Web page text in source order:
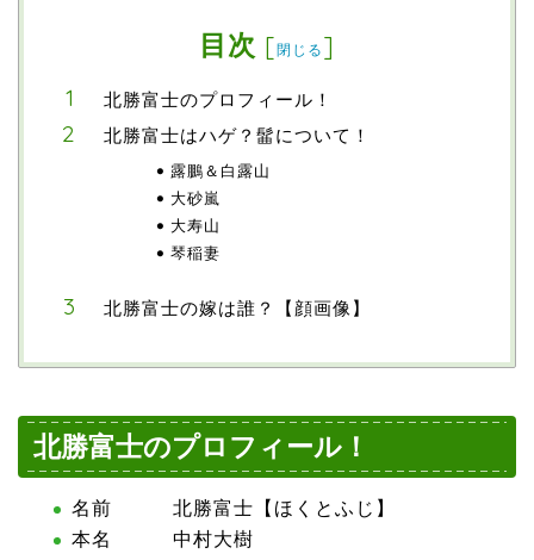
目次 [閉じる ]
北勝富士のプロフィール！
北勝富士はハゲ？髷について！
露鵬＆白露山
大砂嵐
大寿山
琴稲妻
北勝富士の嫁は誰？【顔画像】
北勝富士のプロフィール！
名前 北勝富士【ほくとふじ】
本名 中村大樹